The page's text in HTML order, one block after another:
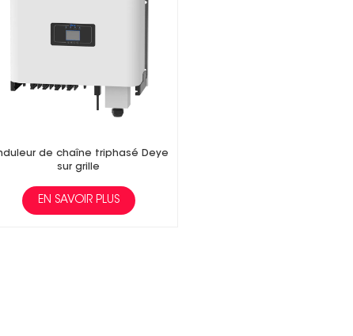
de chaîne triphasé Deye
sur grille
EN SAVOIR PLUS